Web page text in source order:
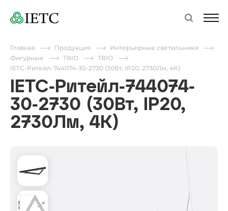
Главная Продукция
Интерьерные светильники
Фигурные
TRIO
TRIO
IETC-Ритейл-744074-30-2730 (30Вт, IP20, 2730Лм, 4К)
IETC-Ритейл-744074-
30-2730 (30Вт, IP20,
2730Лм, 4К)